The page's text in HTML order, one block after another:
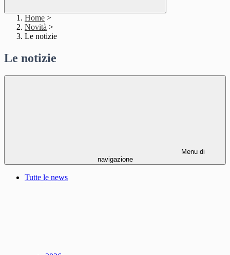
Home >
Novità >
Le notizie
Le notizie
Menu di
navigazione
Tutte le news